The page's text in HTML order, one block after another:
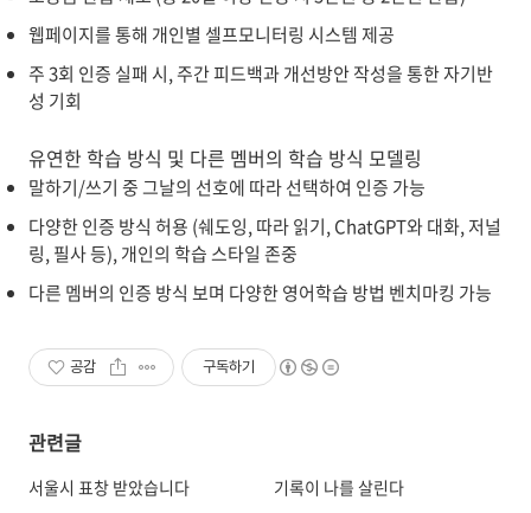
웹페이지를 통해 개인별 셀프모니터링 시스템 제공
주 3회 인증 실패 시, 주간 피드백과 개선방안 작성을 통한 자기반
성 기회
유연한 학습 방식 및 다른 멤버의 학습 방식 모델링
말하기/쓰기 중 그날의 선호에 따라 선택하여 인증 가능
다양한 인증 방식 허용 (쉐도잉, 따라 읽기, ChatGPT와 대화, 저널
링, 필사 등), 개인의 학습 스타일 존중
다른 멤버의 인증 방식 보며 다양한 영어학습 방법 벤치마킹 가능
공감 구독하기
관련글
서울시 표창 받았습니다 기록이 나를 살린다